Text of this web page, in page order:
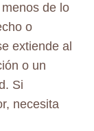
de lo
o
extiende al
o un
Si
necesita